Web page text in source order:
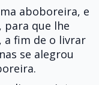
aboboreira, e
para que lhe
a fim de o livrar
se alegrou